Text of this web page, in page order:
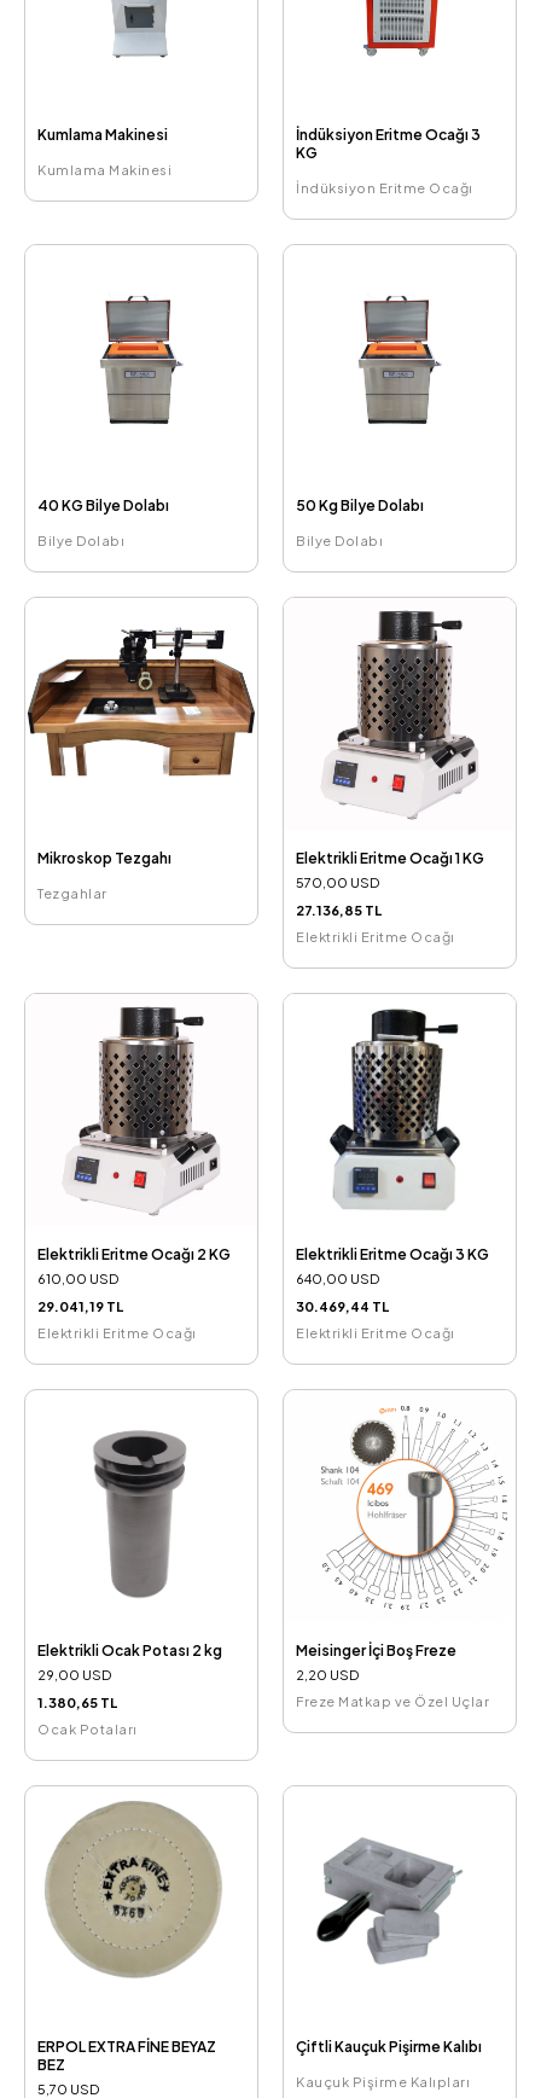
Kumlama Makinesi
Kumlama Makinesi
İndüksiyon Eritme Ocağı 3
KG
İndüksiyon Eritme Ocağı
40 KG Bilye Dolabı
Bilye Dolabı
50 Kg Bilye Dolabı
Bilye Dolabı
Mikroskop Tezgahı
Tezgahlar
Elektrikli Eritme Ocağı 1 KG
570,00 USD
27.136,85 TL
Elektrikli Eritme Ocağı
Elektrikli Eritme Ocağı 2 KG
610,00 USD
29.041,19 TL
Elektrikli Eritme Ocağı
Elektrikli Eritme Ocağı 3 KG
640,00 USD
30.469,44 TL
Elektrikli Eritme Ocağı
Elektrikli Ocak Potası 2 kg
29,00 USD
1.380,65 TL
Ocak Potaları
Meisinger İçi Boş Freze
2,20 USD
Freze Matkap ve Özel Uçlar
ERPOL EXTRA FİNE BEYAZ
BEZ
5,70 USD
Çiftli Kauçuk Pişirme Kalıbı
Kauçuk Pişirme Kalıpları